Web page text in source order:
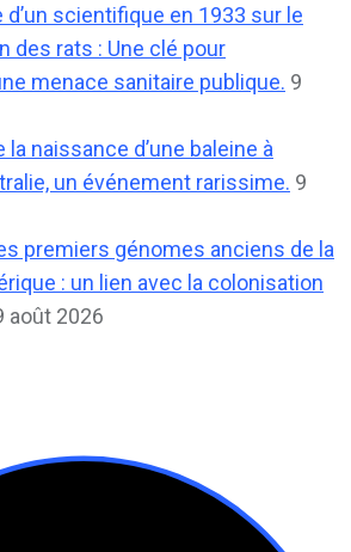
d’un scientifique en 1933 sur le
des rats : Une clé pour
menace sanitaire publique. 9
la naissance d’une baleine à
un événement rarissime. 9
premiers génomes anciens de la
: un lien avec la colonisation
août 2026